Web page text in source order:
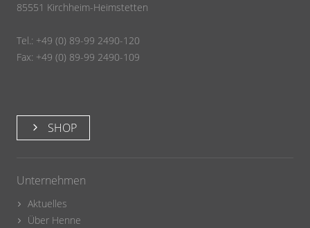
85551 Kirchheim-Heimstetten
Tel.: +49 (0) 89-99 2490-120
Fax: +49 (0) 89-99 2490-109
SHOP
Unternehmen
Aktuelles
Über Henne